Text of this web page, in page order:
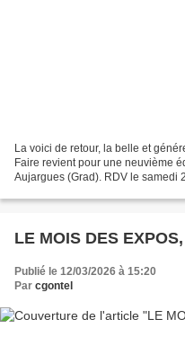
La voici de retour, la belle et
Faire revient pour une neuvième
Aujargues (Grad). RDV le samedi
LE MOIS DES
Publié le 12/03/2026 à 15:20
Par cgontel